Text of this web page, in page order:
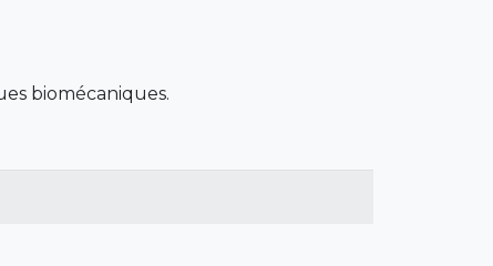
biomécaniques.